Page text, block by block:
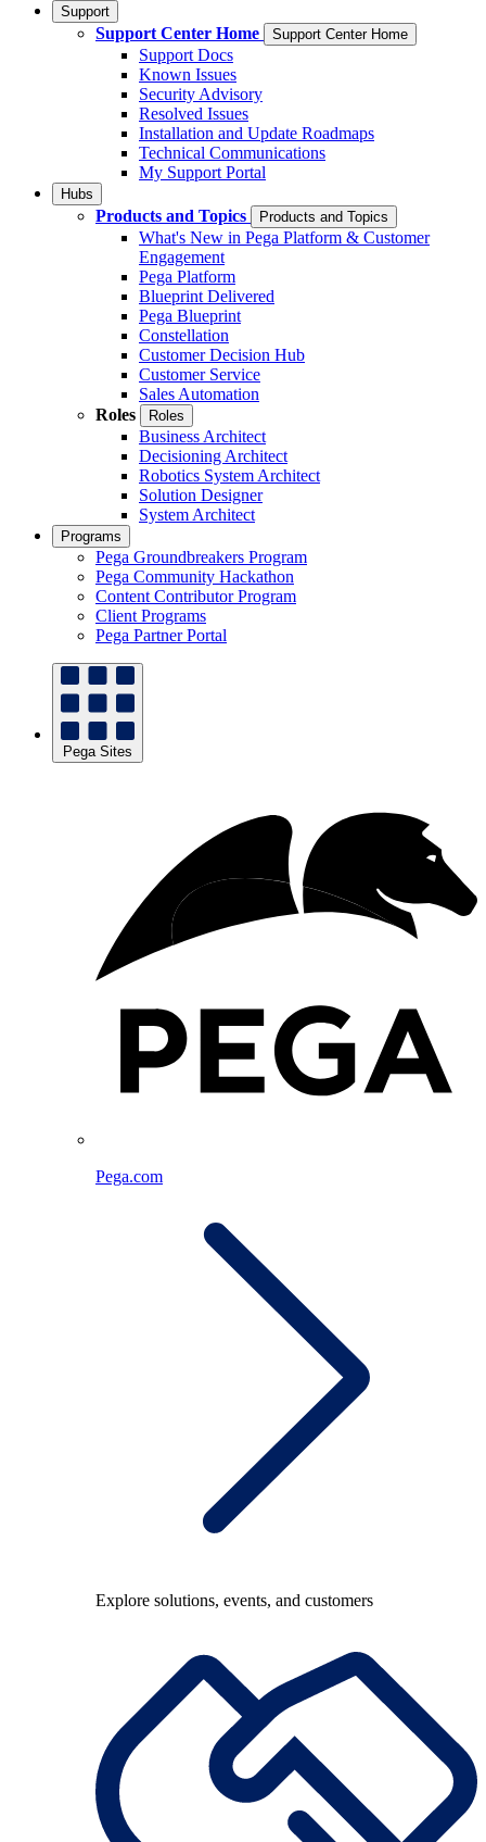
Support
Support Center Home Support Center Home
Support Docs
Known Issues
Security Advisory
Resolved Issues
Installation and Update Roadmaps
Technical Communications
My Support Portal
Hubs
Products and Topics Products and Topics
What's New in Pega Platform & Customer
Engagement
Pega Platform
Blueprint Delivered
Pega Blueprint
Constellation
Customer Decision Hub
Customer Service
Sales Automation
Roles
Roles
Business Architect
Decisioning Architect
Robotics System Architect
Solution Designer
System Architect
Programs
Pega Groundbreakers Program
Pega Community Hackathon
Content Contributor Program
Client Programs
Pega Partner Portal
Pega Sites
Pega.com
Explore solutions, events, and customers